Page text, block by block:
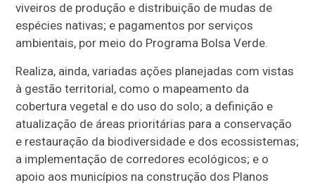
viveiros de produção e distribuição de mudas de
espécies nativas; e pagamentos por serviços
ambientais, por meio do Programa Bolsa Verde.
Realiza, ainda, variadas ações planejadas com vistas
à gestão territorial, como o mapeamento da
cobertura vegetal e do uso do solo; a definição e
atualização de áreas prioritárias para a conservação
e restauração da biodiversidade e dos ecossistemas;
a implementação de corredores ecológicos; e o
apoio aos municípios na construção dos Planos